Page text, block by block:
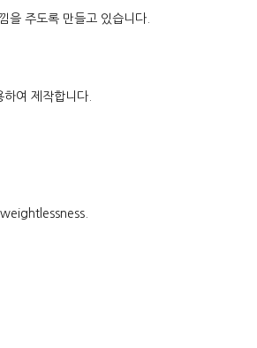
을 주도록 만들고 있습니다.
여 제작합니다.